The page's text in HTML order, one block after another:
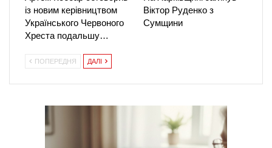
із новим керівництвом
Українського Червоного
Хреста подальшу…
Віктор Руденко з
Сумщини
ПОПЕРЕДНЯ ДАЛІ